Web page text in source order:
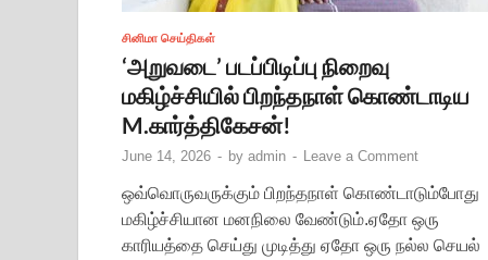
சினிமா செய்திகள்
‘அறுவடை’ படப்பிடிப்பு நிறைவு
மகிழ்ச்சியில் பிறந்தநாள் கொண்டாடிய
M.கார்த்திகேசன்!
June 14, 2026 - by admin - Leave a Comment
ஒவ்வொருவருக்கும் பிறந்தநாள் கொண்டாடும்போது
மகிழ்ச்சியான மனநிலை வேண்டும்.ஏதோ ஒரு
காரியத்தை செய்து முடித்து ஏதோ ஒரு நல்ல செயல்